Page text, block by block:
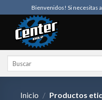
to
content
Bienvenidos! Si necesitas
Inicio / Productos